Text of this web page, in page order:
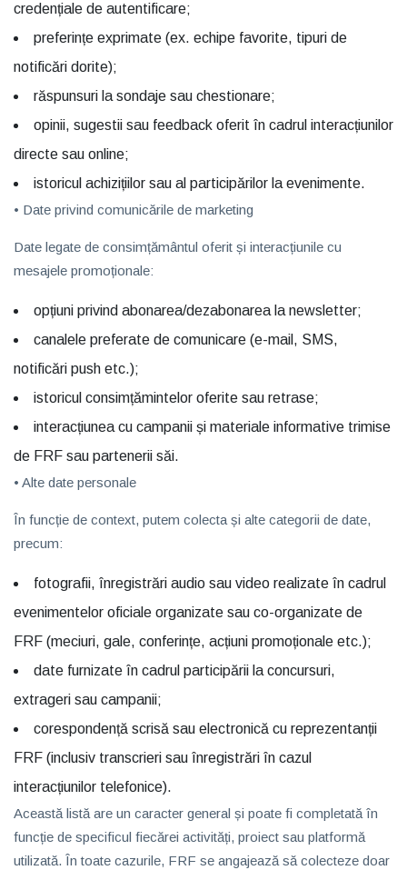
credențiale de autentificare;
preferințe exprimate (ex. echipe favorite, tipuri de
notificări dorite);
răspunsuri la sondaje sau chestionare;
opinii, sugestii sau feedback oferit în cadrul interacțiunilor
directe sau online;
istoricul achizițiilor sau al participărilor la evenimente.
• Date privind comunicările de marketing
Date legate de consimțământul oferit și interacțiunile cu
mesajele promoționale:
opțiuni privind abonarea/dezabonarea la newsletter;
canalele preferate de comunicare (e-mail, SMS,
notificări push etc.);
istoricul consimțămintelor oferite sau retrase;
interacțiunea cu campanii și materiale informative trimise
de FRF sau partenerii săi.
• Alte date personale
În funcție de context, putem colecta și alte categorii de date,
precum:
fotografii, înregistrări audio sau video realizate în cadrul
evenimentelor oficiale organizate sau co-organizate de
FRF (meciuri, gale, conferințe, acțiuni promoționale etc.);
date furnizate în cadrul participării la concursuri,
extrageri sau campanii;
corespondență scrisă sau electronică cu reprezentanții
FRF (inclusiv transcrieri sau înregistrări în cazul
interacțiunilor telefonice).
Această listă are un caracter general și poate fi completată în
funcție de specificul fiecărei activități, proiect sau platformă
utilizată. În toate cazurile, FRF se angajează să colecteze doar